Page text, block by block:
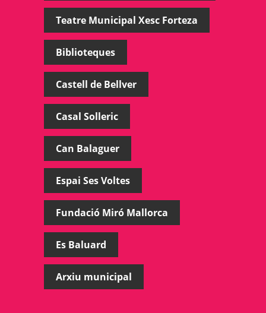
Teatre Municipal Xesc Forteza
Biblioteques
Castell de Bellver
Casal Solleric
Can Balaguer
Espai Ses Voltes
Fundació Miró Mallorca
Es Baluard
Arxiu municipal